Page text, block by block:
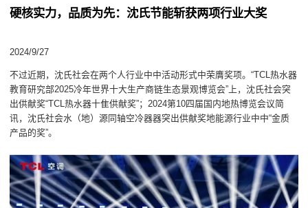
硬核实力，品质为先：沈氏节能斩获两项行业大奖
2024/9/27
不过近期，沈氏社会在两个人行业中中活动形式中荣膺奖项。“TCL热水器
教育研究部2025冷年世界十大生产商链生态景观博览会”上，沈氏社会突
出供献奖“TCL热水器十隹供献奖”；2024第10四届国内地热博览会议简
讯，沈氏社会水（地）源同轴空冷器器突出供献奖地能源行业中中“金质
产品的奖”。